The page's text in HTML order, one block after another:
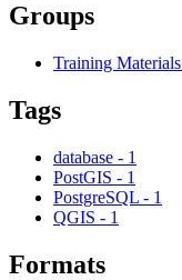
Groups
Training Materials
Tags
database - 1
PostGIS - 1
PostgreSQL - 1
QGIS - 1
Formats